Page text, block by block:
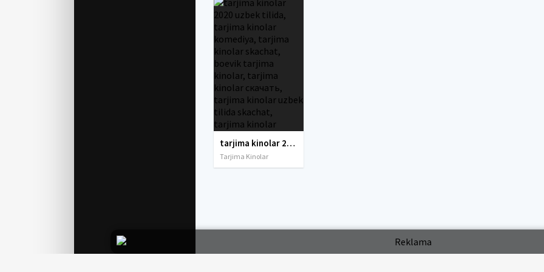
tarjima kinolar 2020 uzbek tilida, tarjima kinolar komediya, tarjima kinolar skachat, boevik tarjima kinolar, tarjima kinolar скачать, tarjima kinolar uzbek tilida skachat, tarjima kinolar saytlari, 7777.uz tarjima kinolar, tarjima kinolar skachat, t
Tarjima Kinolar